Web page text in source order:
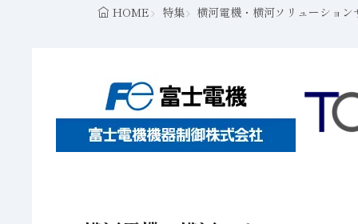
HOME 特集 横河電機・横河ソリューショ